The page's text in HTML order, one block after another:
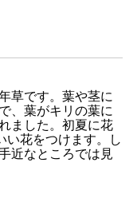
草です。葉や茎に
、葉がキリの葉に
ました。初夏に花
い花をつけます。し
近なところでは見